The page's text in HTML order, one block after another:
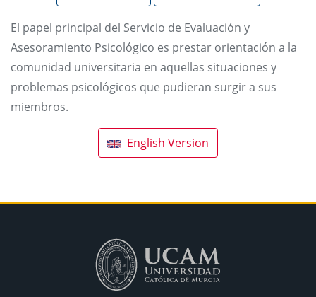
El papel principal del Servicio de Evaluación y
Asesoramiento Psicológico es prestar orientación a la
comunidad universitaria en aquellas situaciones y
problemas psicológicos que pudieran surgir a sus
miembros.
English Version